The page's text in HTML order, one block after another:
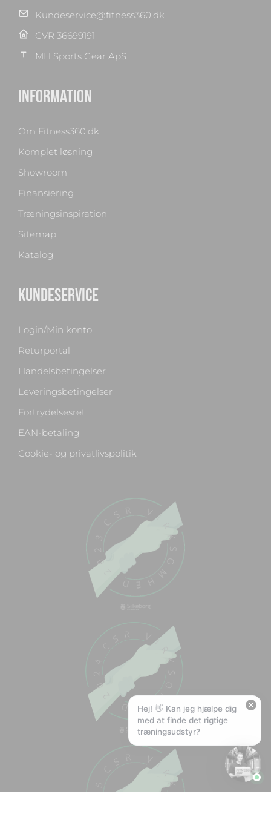
Kundeservice@fitness360.dk
CVR 36699191
MH Sports Gear ApS
INFORMATION
Om Fitness360.dk
Komplet løsning
Showroom
Finansiering
Træningsinspiration
Sitemap
Katalog
KUNDESERVICE
Login/Min konto
Returportal
Handelsbetingelser
Leveringsbetingelser
Fortrydelsesret
EAN-betaling
Cookie- og privatlivspolitik
Hej! 👋 Kan jeg hjælpe dig
med at finde det rigtige
træningsudstyr?
🏋️
Hej! Hvad kan jeg hjælpe med?
Stil mig et spørgsmål om vores produkter,
Hvad koster fragt, og hvor hurtigt leverer I?
Kan I lave et tilbud?